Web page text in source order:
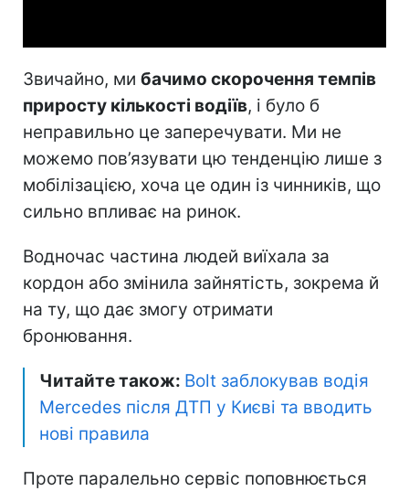
Звичайно, ми бачимо скорочення темпів
приросту кількості водіїв, і було б
неправильно це заперечувати. Ми не
можемо пов’язувати цю тенденцію лише з
мобілізацією, хоча це один із чинників, що
сильно впливає на ринок.
Водночас частина людей виїхала за
кордон або змінила зайнятість, зокрема й
на ту, що дає змогу отримати
бронювання.
Читайте також: Bolt заблокував водія
Mercedes після ДТП у Києві та вводить
нові правила
Проте паралельно сервіс поповнюється